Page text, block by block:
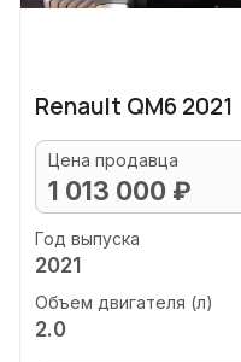
Renault QM6 2021
Цена продавца
1 013 000 ₽
Год выпуска
2021
Объем двигателя (л)
2.0